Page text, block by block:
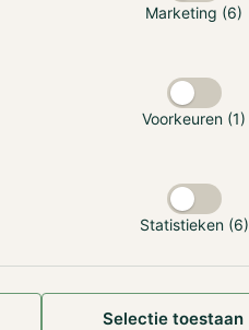
Marketing (6)
Voorkeuren (1)
Statistieken (6)
Selectie toestaan